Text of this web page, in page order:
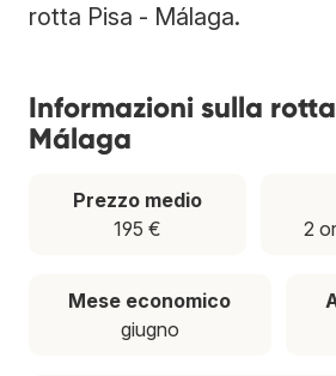
rotta Pisa - Málaga.
Informazioni sulla
Málaga
Prezzo medio
195 €
2
Mese economico
giugno